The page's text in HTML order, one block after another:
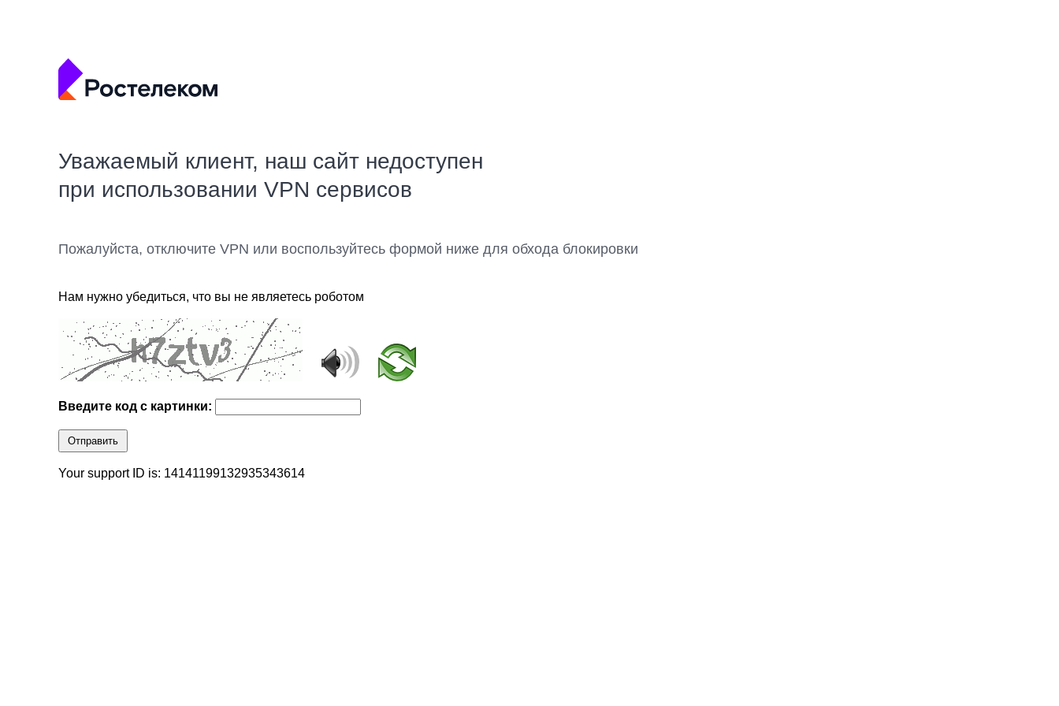
Уважаемый клиент, наш сайт недоступен
при использовании VPN сервисов
Пожалуйста, отключите VPN или воспользуйтесь формой ниже для обхода блокировки
Нам нужно убедиться, что вы не являетесь роботом
Введите код с картинки:
Отправить
Your support ID is: 14141199132935343614